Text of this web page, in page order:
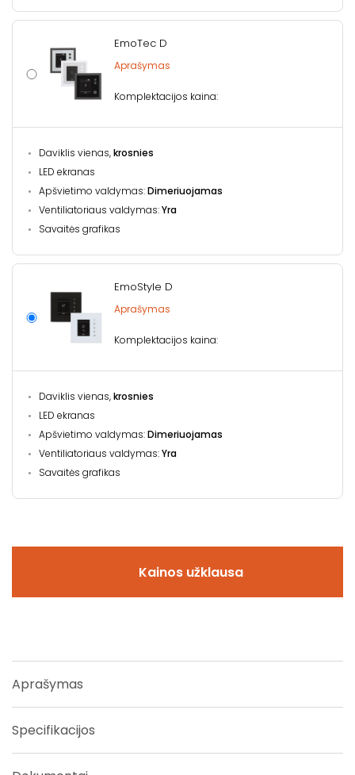
EmoTec D
Aprašymas
Komplektacijos kaina:
Daviklis vienas,krosnies
LED ekranas
Apšvietimo valdymas:Dimeriuojamas
Ventiliatoriaus valdymas:Yra
Savaitės grafikas
EmoStyle D
Aprašymas
Komplektacijos kaina:
Daviklis vienas,krosnies
LED ekranas
Apšvietimo valdymas:Dimeriuojamas
Ventiliatoriaus valdymas:Yra
Savaitės grafikas
Kainos užklausa
Aprašymas
Specifikacijos